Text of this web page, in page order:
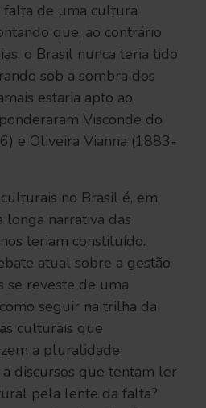
falta de uma cultura
que, ao contrário
o Brasil nunca teria tido
sob a sombra dos
estaria apto ao
Visconde do
e Oliveira Vianna (1883-
no Brasil é, em
longa narrativa das
teriam constituído.
atual sobre a gestão
se reveste de uma
seguir na trilha da
culturais que
a pluralidade
discursos que tentam ler
pela lente da falta?